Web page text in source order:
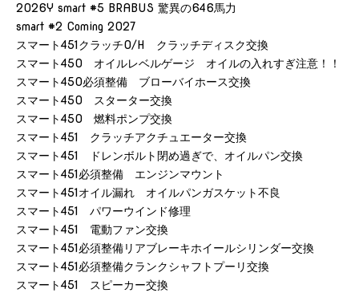
2026Y smart #5 BRABUS 驚異の646馬力
smart #2 Coming 2027
スマート451クラッチO/H クラッチディスク交換
スマート450 オイルレベルゲージ オイルの入れすぎ注意！！
スマート450必須整備 ブローバイホース交換
スマート450 スターター交換
スマート450 燃料ポンプ交換
スマート451 クラッチアクチュエーター交換
スマート451 ドレンボルト閉め過ぎで、オイルパン交換
スマート451必須整備 エンジンマウント
スマート451オイル漏れ オイルパンガスケット不良
スマート451 パワーウインド修理
スマート451 電動ファン交換
スマート451必須整備リアブレーキホイールシリンダー交換
スマート451必須整備クランクシャフトプーリ交換
スマート451 スピーカー交換